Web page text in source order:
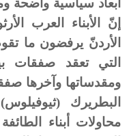
إنّ الأبناء العرب
الأردنّ يرفضون ما
التي تعقد صفقات
ومقدساتها وآخرها
البطريرك
محاولات أبناء